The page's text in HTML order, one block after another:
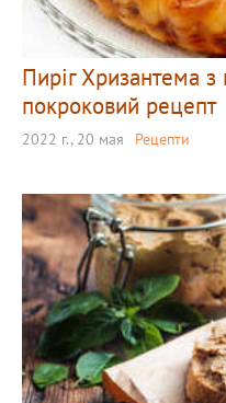
Пиріг Хризантема
покроковий рецепт
2022 г., 20 мая Рецепти